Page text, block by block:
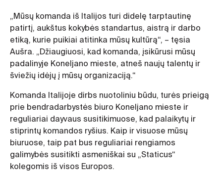
„Mūsų komanda iš Italijos turi didelę tarptautinę
patirtį, aukštus kokybės standartus, aistrą ir darbo
etiką, kurie puikiai atitinka mūsų kultūrą“, – tęsia
Aušra. „Džiaugiuosi, kad komanda, įsikūrusi mūsų
padalinyje Koneljano mieste, atneš naujų talentų ir
šviežių idėjų į mūsų organizaciją.“
Komanda Italijoje dirbs nuotoliniu būdu, turės prieigą
prie bendradarbystės biuro Koneljano mieste ir
reguliariai dayvaus susitikimuose, kad palaikytų ir
stiprintų komandos ryšius. Kaip ir visuose mūsų
biuruose, taip pat bus reguliariai rengiamos
galimybės susitikti asmeniškai su „Staticus“
kolegomis iš visos Europos.